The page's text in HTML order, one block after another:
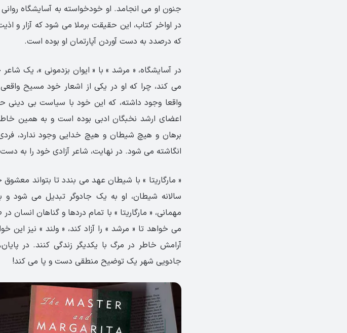
جنون او می انجامد. او خودخواسته به آسایشگاه
در اواخر کتاب، این حقیقت برملا می شود که آزار و
که درصدد به دست آوردن آپارتمان او بوده است.
در آسایشگاه، « مرشد » با « ایوان بزدمونی »، یک
می کند، چرا که او در یکی از اشعار خود مسیح
واقعا وجود داشته، که این خود با سیاست بی
اعضای ارشد نخبگان ادبی بوده است و به همین
برهان و هیچ شیطان و هیچ خدایی وجود ندارد، فردی
انگاشته می شود. در نهایت، شاعر آزادی خود را به
« مارگاریتا » با شیطان عهد می بندد تا بتواند
سالانه شیطان، او به یک جادوگر تبدیل می شود
مهمانی، « مارگاریتا » با تمام دردها و گناهان انسان
می خواهد تا « مرشد » را آزاد کند، « ولند » نیز این
آرامش خاطر در مرگ با یکدیگر زندگی کنند. در
جادویی شهر یک توضیح منطقی دست و پا می کند!